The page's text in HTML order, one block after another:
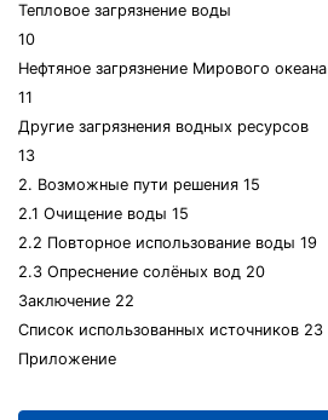
Тепловое загрязнение воды
10
Нефтяное загрязнение Мирового океана
11
Другие загрязнения водных ресурсов
13
2. Возможные пути решения 15
2.1 Очищение воды 15
2.2 Повторное использование воды 19
2.3 Опреснение солёных вод 20
Заключение 22
Список использованных источников 23
Приложение